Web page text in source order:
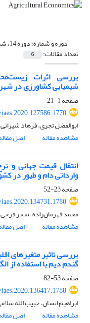
دوره و شماره:دوره 14، شماره 2، تابستان 1399، صفحه 1-129
تعداد مقالات: 6
بررسی اثرات
شیمیایی کشاورزی در
صفحه1-21
ابوالفضل تجری، فرهاد
مشاهده مقاله
اصل
انتقال قیمت جهانی و
وارداتی دام و طیور در
صفحه23-52
محمد قهرمان‌زاده، سحر
مشاهده مقاله
اصل
بررسی تاثیر متغیرهای
گندم دیم با استفاده از
صفحه53-82
ابراهیم انسان، حبیب الله
مشاهده مقاله
اصل